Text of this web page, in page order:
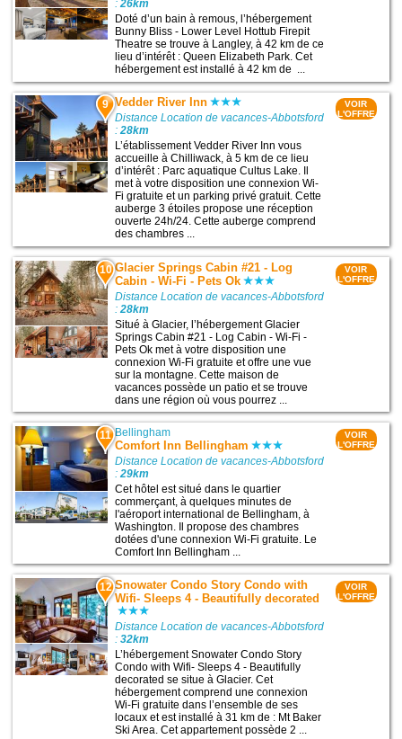
:26km
Doté d’un bain à remous, l’hébergement
Bunny Bliss - Lower Level Hottub Firepit
Theatre se trouve à Langley, à 42 km de ce
lieu d’intérêt : Queen Elizabeth Park. Cet
hébergement est installé à 42 km de ...
9 Vedder River Inn
Distance Location de vacances-Abbotsford
:28km
L’établissement Vedder River Inn vous
accueille à Chilliwack, à 5 km de ce lieu
d’intérêt : Parc aquatique Cultus Lake. Il
met à votre disposition une connexion Wi-
Fi gratuite et un parking privé gratuit. Cette
auberge 3 étoiles propose une réception
ouverte 24h/24. Cette auberge comprend
des chambres ...
VOIR
L'OFFRE
10 Glacier Springs Cabin #21 - Log
Cabin - Wi-Fi - Pets Ok
Distance Location de vacances-Abbotsford
:28km
Situé à Glacier, l’hébergement Glacier
Springs Cabin #21 - Log Cabin - Wi-Fi -
Pets Ok met à votre disposition une
connexion Wi-Fi gratuite et offre une vue
sur la montagne. Cette maison de
vacances possède un patio et se trouve
dans une région où vous pourrez ...
VOIR
L'OFFRE
11 Bellingham
Comfort Inn Bellingham
Distance Location de vacances-Abbotsford
:29km
Cet hôtel est situé dans le quartier
commerçant, à quelques minutes de
l'aéroport international de Bellingham, à
Washington. Il propose des chambres
dotées d'une connexion Wi-Fi gratuite. Le
Comfort Inn Bellingham ...
VOIR
L'OFFRE
12 Snowater Condo Story Condo with
Wifi- Sleeps 4 - Beautifully decorated
Distance Location de vacances-Abbotsford
:32km
L’hébergement Snowater Condo Story
Condo with Wifi- Sleeps 4 - Beautifully
decorated se situe à Glacier. Cet
hébergement comprend une connexion
Wi-Fi gratuite dans l’ensemble de ses
locaux et est installé à 31 km de : Mt Baker
Ski Area. Cet appartement possède 2 ...
VOIR
L'OFFRE